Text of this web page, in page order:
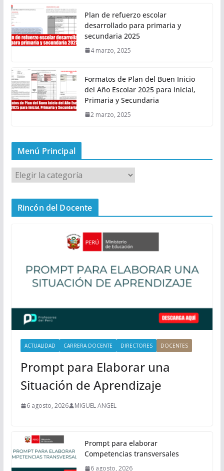
Plan de refuerzo escolar
desarrollado para primaria y
secundaria 2025
4 marzo, 2025
Formatos de Plan del Buen Inicio
del Año Escolar 2025 para Inicial,
Primaria y Secundaria
2 marzo, 2025
Menú Principal
M
e
n
a
Rincón del Docente
ACTUALIDAD CARRERA DOCENTE DIRECTORES DOCENTES
Prompt para Elaborar una
Situación de Aprendizaje
6 agosto, 2026 MIGUEL ANGEL
Prompt para elaborar
Competencias transversales
6 agosto, 2026